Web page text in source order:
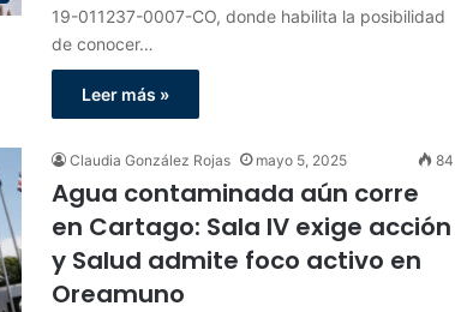
19-011237-0007-CO, donde habilita la posibilidad
de conocer…
Leer más »
Claudia González Rojas mayo 5, 2025 84
Agua contaminada aún corre
en Cartago: Sala IV exige acción
y Salud admite foco activo en
Oreamuno